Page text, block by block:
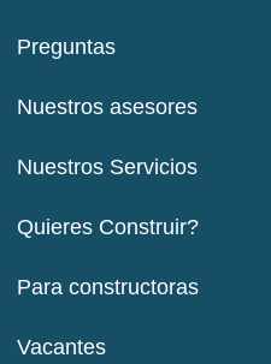
Preguntas
Nuestros asesores
Nuestros Servicios
Quieres Construir?
Para constructoras
Vacantes